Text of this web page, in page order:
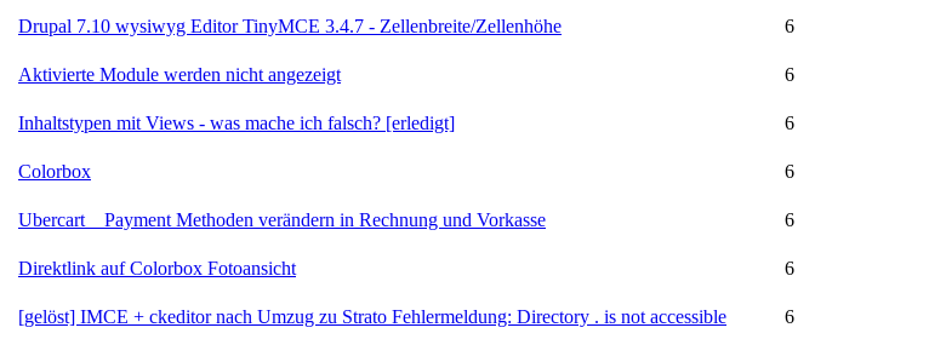
Drupal 7.10 wysiwyg Editor TinyMCE 3.4.7 - Zellenbreite/Zellenhöhe
6
Aktivierte Module werden nicht angezeigt
6
Inhaltstypen mit Views - was mache ich falsch? [erledigt]
6
Colorbox
6
Ubercart _ Payment Methoden verändern in Rechnung und Vorkasse
6
Direktlink auf Colorbox Fotoansicht
6
[gelöst] IMCE + ckeditor nach Umzug zu Strato Fehlermeldung: Directory . is not accessible
6